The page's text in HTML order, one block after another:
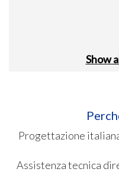
Show
Progettazione
Assistenza tecnica